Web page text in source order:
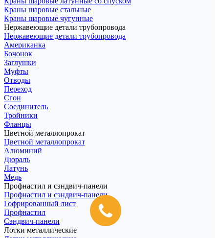
Краны шаровые стальные
Краны шаровые чугунные
Нержавеющие детали трубопровода
Нержавеющие детали трубопровода
Американка
Бочонок
Заглушки
Муфты
Отводы
Переход
Сгон
Соединитель
Тройники
Фланцы
Цветной металлопрокат
Цветной металлопрокат
Алюминий
Дюраль
Латунь
Медь
Профнастил и сэндвич-панели
Профнастил и сэндвич-панели
Гофрированный лист
Профнастил
Сэндвич-панели
Лотки металлические